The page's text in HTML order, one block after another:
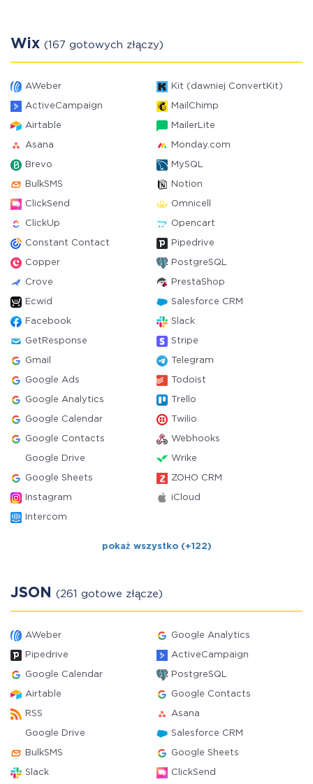
Wix (167 gotowych złączy)
AWeber Kit (dawniej ConvertKit)
ActiveCampaign MailChimp
Airtable MailerLite
Asana Monday.com
Brevo MySQL
BulkSMS Notion
ClickSend Omnicell
ClickUp Opencart
Constant Contact Pipedrive
Copper PostgreSQL
Crove PrestaShop
Ecwid Salesforce CRM
Facebook Slack
GetResponse Stripe
Gmail Telegram
Google Ads Todoist
Google Analytics Trello
Google Calendar Twilio
Google Contacts Webhooks
Google Drive Wrike
Google Sheets ZOHO CRM
Instagram iCloud
Intercom
pokaż wszystko (+122)
JSON (261 gotowe złącze)
AWeber Google Analytics
Pipedrive ActiveCampaign
Google Calendar PostgreSQL
Airtable Google Contacts
RSS Asana
Google Drive Salesforce CRM
BulkSMS Google Sheets
Slack ClickSend